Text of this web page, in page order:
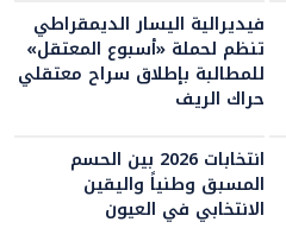
فيديرالية اليسار الديمقراطي
تنظم لحملة «أسبوع المعتقل»
للمطالبة بإطلاق سراح معتقلي
حراك الريف
انتخابات 2026 بين الحسم
المسبق وطنياً واليقين
الانتخابي في العيون